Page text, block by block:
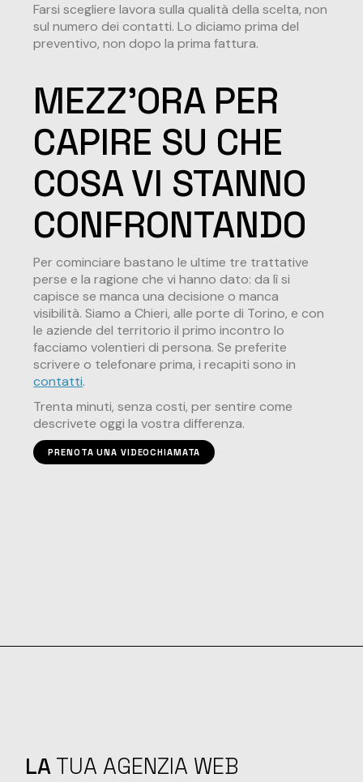
Farsi scegliere lavora sulla qualità della scelta, non
sul numero dei contatti. Lo diciamo prima del
preventivo, non dopo la prima fattura.
MEZZ'ORA PER
CAPIRE SU CHE
COSA VI STANNO
CONFRONTANDO
Per cominciare bastano le ultime tre trattative
perse e la ragione che vi hanno dato: da lì si
capisce se manca una decisione o manca
visibilità. Siamo a Chieri, alle porte di Torino, e con
le aziende del territorio il primo incontro lo
facciamo volentieri di persona. Se preferite
scrivere o telefonare prima, i recapiti sono in
contatti.
Trenta minuti, senza costi, per sentire come
descrivete oggi la vostra differenza.
PRENOTA UNA VIDEOCHIAMATA
LA TUA AGENZIA WEB